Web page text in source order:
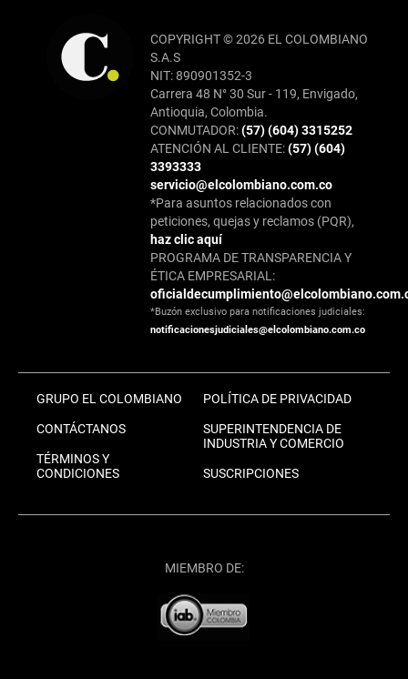
COPYRIGHT © 2026 EL COLOMBIANO
S.A.S
NIT: 890901352-3
Carrera 48 N° 30 Sur - 119, Envigado,
Antioquia, Colombia.
CONMUTADOR:(57) (604) 3315252
ATENCIÓN AL CLIENTE:(57) (604)
3393333
servicio@elcolombiano.com.co
*Para asuntos relacionados con
peticiones, quejas y reclamos (PQR),
haz clic aquí
PROGRAMA DE TRANSPARENCIA Y
ÉTICA EMPRESARIAL:
*Buzón exclusivo para notificaciones judiciales:
notificacionesjudiciales@elcolombiano.com.co
GRUPO EL COLOMBIANO
CONTÁCTANOS
TÉRMINOS Y
CONDICIONES
POLÍTICA DE PRIVACIDAD
SUPERINTENDENCIA DE
INDUSTRIA Y COMERCIO
SUSCRIPCIONES
MIEMBRO DE: